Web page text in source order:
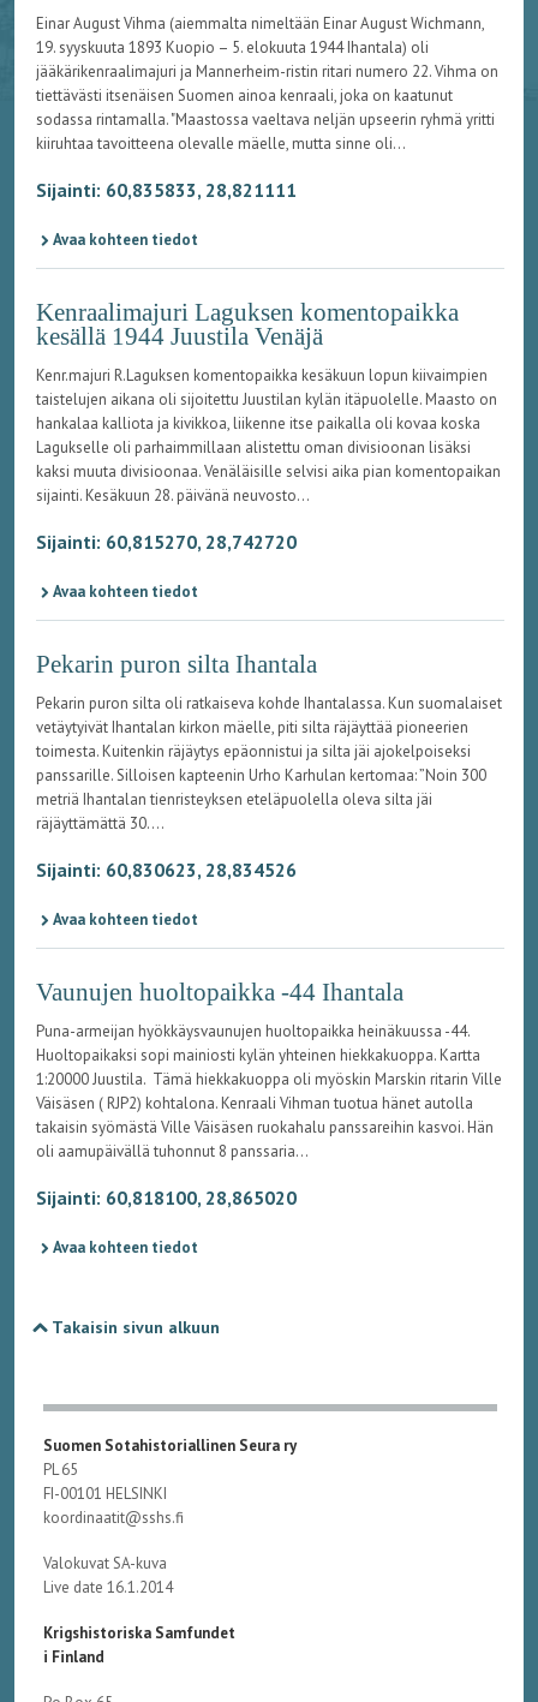
Einar August Vihma (aiemmalta nimeltään Einar August Wichmann,
19. syyskuuta 1893 Kuopio – 5. elokuuta 1944 Ihantala) oli
jääkärikenraalimajuri ja Mannerheim-ristin ritari numero 22. Vihma on
tiettävästi itsenäisen Suomen ainoa kenraali, joka on kaatunut
sodassa rintamalla. "Maastossa vaeltava neljän upseerin ryhmä yritti
kiiruhtaa tavoitteena olevalle mäelle, mutta sinne oli...
Sijainti: 60,835833, 28,821111
Avaa kohteen tiedot
Kenraalimajuri Laguksen komentopaikka
kesällä 1944 Juustila Venäjä
Kenr.majuri R.Laguksen komentopaikka kesäkuun lopun kiivaimpien
taistelujen aikana oli sijoitettu Juustilan kylän itäpuolelle. Maasto on
hankalaa kalliota ja kivikkoa, liikenne itse paikalla oli kovaa koska
Lagukselle oli parhaimmillaan alistettu oman divisioonan lisäksi
kaksi muuta divisioonaa. Venäläisille selvisi aika pian komentopaikan
sijainti. Kesäkuun 28. päivänä neuvosto...
Sijainti: 60,815270, 28,742720
Avaa kohteen tiedot
Pekarin puron silta Ihantala
Pekarin puron silta oli ratkaiseva kohde Ihantalassa. Kun suomalaiset
vetäytyivät Ihantalan kirkon mäelle, piti silta räjäyttää pioneerien
toimesta. Kuitenkin räjäytys epäonnistui ja silta jäi ajokelpoiseksi
panssarille. Silloisen kapteenin Urho Karhulan kertomaa: ”Noin 300
metriä Ihantalan tienristeyksen eteläpuolella oleva silta jäi
räjäyttämättä 30....
Sijainti: 60,830623, 28,834526
Avaa kohteen tiedot
Vaunujen huoltopaikka -44 Ihantala
Puna-armeijan hyökkäysvaunujen huoltopaikka heinäkuussa -44.
Huoltopaikaksi sopi mainiosti kylän yhteinen hiekkakuoppa. Kartta
1:20000 Juustila. Tämä hiekkakuoppa oli myöskin Marskin ritarin Ville
Väisäsen ( RJP2) kohtalona. Kenraali Vihman tuotua hänet autolla
takaisin syömästä Ville Väisäsen ruokahalu panssareihin kasvoi. Hän
oli aamupäivällä tuhonnut 8 panssaria...
Sijainti: 60,818100, 28,865020
Avaa kohteen tiedot
Takaisin sivun alkuun
Suomen Sotahistoriallinen Seura ry
PL 65
FI-00101 HELSINKI
koordinaatit@sshs.fi
Valokuvat SA-kuva
Live date 16.1.2014
Krigshistoriska Samfundet
i Finland